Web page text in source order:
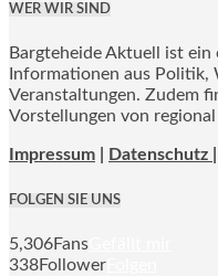
WER WIR SIND
Bargteheide Aktuell ist
Informationen aus
Veranstaltungen. Zudem
Vorstellungen von regional
Impressum Datenschutz |
FOLGEN SIE UNS
5,306Fans
338Follower